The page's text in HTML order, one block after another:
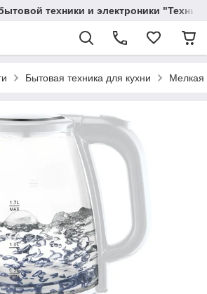
техники и электроники
Бытовая техника для кухни Мелкая